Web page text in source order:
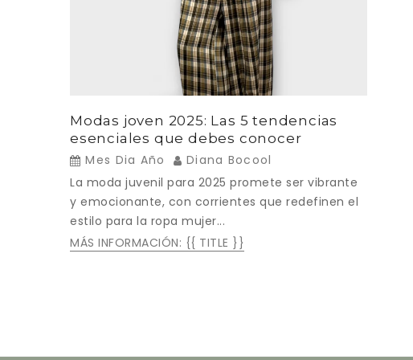
Modas joven 2025: Las 5 tendencias
esenciales que debes conocer
Mes Dia Año
Diana Bocool
La moda juvenil para 2025 promete ser vibrante
y emocionante, con corrientes que redefinen el
estilo para la ropa mujer...
MÁS INFORMACIÓN: {{ TITLE }}